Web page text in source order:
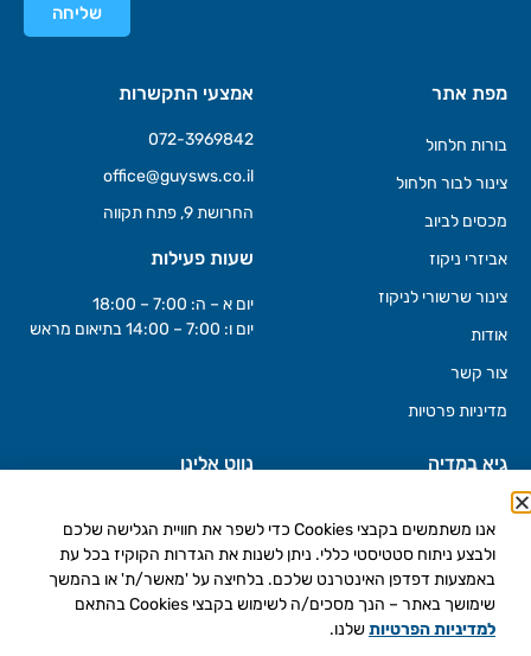
מפת אתר
בורות חלחול
צינור לבור חלחול
מכסים לביוב
אביזרי ניקוז
צינור שרשורי לניקוז
אודות
צור קשר
מדיניות פרטיות
אמצעי התקשרות
072-3969842
office@guysws.co.il
החרושת 9, פתח תקווה
שעות פעילות
יום א – ה: 7:00 – 18:00
יום ו: 7:00 – 14:00 בתיאום מראש
שליחה
גיא במדיה נווט אלינו
כל הזכויות שמורות © גיא פתרונות מים חכמים בע"מ
אנו משתמשים בקבצי Cookies כדי לשפר את חוויית הגלישה שלכם
ולבצע ניתוח סטטיסטי כללי. ניתן לשנות את הגדרות הקוקיז בכל עת
באמצעות דפדפן האינטרנט שלכם. בלחיצה על 'מאשר/ת' או בהמשך
שימושך באתר – הנך מסכים/ה לשימוש בקבצי Cookies בהתאם
למדיניות הפרטיותשלנו.